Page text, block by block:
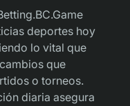
deportes hoy
lo vital que
que
o torneos.
diaria asegura